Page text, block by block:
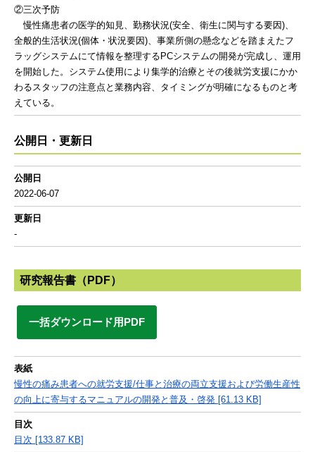
②三次予防
慢性痛患者の医学的知見、勤務状況(安全、衛生に関与する要因)、
全般的生活状況(個体・状況要因)、事業所側の懸念などを踏まえたフ
ラッグシステムにて情報を整理するPCシステムの開発が完成し、運用
を開始した。システム使用により集学的治療とその後就労支援にかか
わるスタッフの注意点と業務内容、タイミングが明確になるものと考
えている。
公開日・更新日
公開日
2022-06-07
更新日
-
研究報告書（PDF）
一括ダウンロード用PDF
表紙
慢性の痛み患者への就労支援/仕事と治療の両立支援および労働生産性
の向上に寄与するマニュアルの開発と普及・啓発 [61.13 KB]
目次
目次 [133.87 KB]